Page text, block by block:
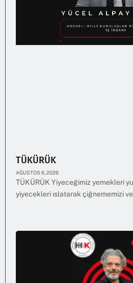
TÜKÜRÜK
AĞUSTOS 6, 2026
TÜKÜRÜK Yiyeceğimiz yemekleri
yiyecekleri ıslatarak çiğnememizi ve